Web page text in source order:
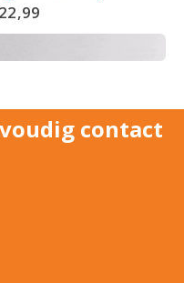
22,99
contact